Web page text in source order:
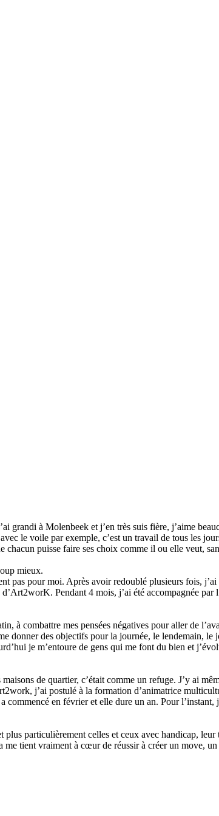
grandi à Molenbeek et j’en très suis fière, j’aime
le voile par exemple, c’est un travail de tous les
puisse faire ses choix comme il ou elle veut,
mieux.
pas pour moi. Après avoir redoublé plusieurs fois,
Pendant 4 mois, j’ai été accompagnée
à combattre mes pensées négatives pour aller de
donner des objectifs pour la journée, le lendemain,
je m’entoure de gens qui me font du bien et
de quartier, c’était comme un refuge. J’y ai
j’ai postulé à la formation d’animatrice
en février et elle dure un an. Pour
particulièrement celles et ceux avec handicap,
tient vraiment à cœur de réussir à créer un move,